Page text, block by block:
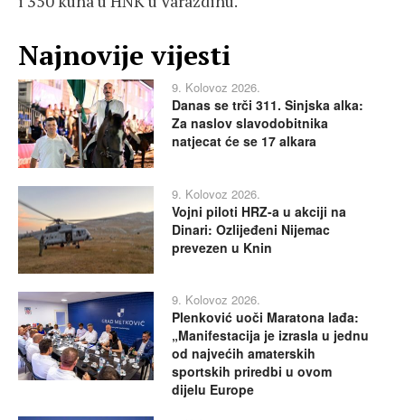
Najnovije vijesti
9. Kolovoz 2026.
Danas se trči 311. Sinjska alka:
Za naslov slavodobitnika
natjecat će se 17 alkara
9. Kolovoz 2026.
Vojni piloti HRZ-a u akciji na
Dinari: Ozlijeđeni Nijemac
prevezen u Knin
9. Kolovoz 2026.
Plenković uoči Maratona lađa:
„Manifestacija je izrasla u jednu
od najvećih amaterskih
sportskih priredbi u ovom
dijelu Europe